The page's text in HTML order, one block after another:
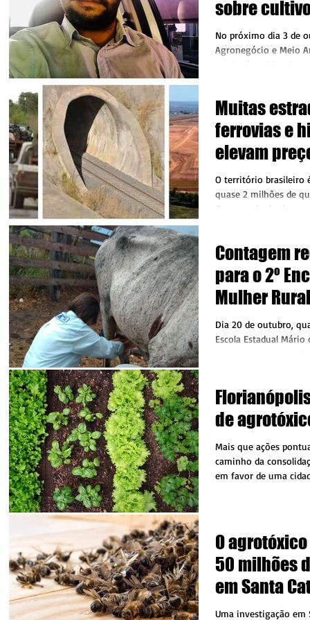
sobre
PA Vale do
Paranorte
No próximo dia 3 de
Agronegócio e Meio
receberá a visita do
Muitas
ferrovias e
elevam
O território brasileiro
quase 2 milhões de
O emaranhado de
Contagem
para o 2º
Mulher
Castanheira
Dia 20 de outubro,
Escola Estadual Mário
Assentamento, Vale
de
Mais que ações
caminho da
em favor de uma
O
50 milhões
em Santa
só mês
Uma investigação em